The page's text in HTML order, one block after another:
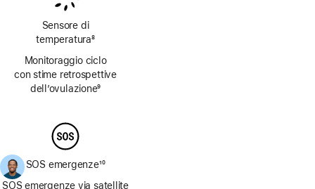
Sensore di
temperatura
Nota
8
Monitoraggio ciclo
con stime retrospettive
dell’ovulazione9
SOS emergenze10
SOS emergenze via satellite